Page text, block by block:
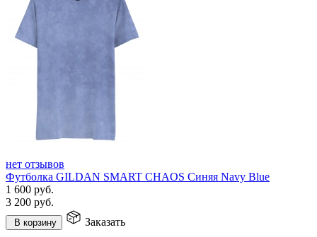
нет отзывов
Футболка GILDAN SMART CHAOS Синяя Navy Blue
1 600 руб.
3 200 руб.
В корзину Заказать